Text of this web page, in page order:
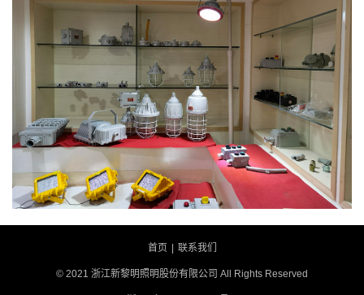
首页 联系我们
© 2021 浙江新黎明照明股份有限公司 All Rights Reserved